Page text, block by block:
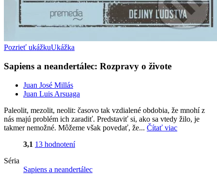
Pozrieť ukážkuUkážka
Sapiens a neandertálec: Rozpravy o živote
Juan José Millás
Juan Luis Arsuaga
Paleolit, mezolit, neolit: časovo tak vzdialené obdobia, že mnohí z
nás majú problém ich zaradiť. Predstaviť si, ako sa vtedy žilo, je
takmer nemožné. Môžeme však povedať, že... Čítať viac
3,1 13 hodnotení
Séria
Sapiens a neandertálec